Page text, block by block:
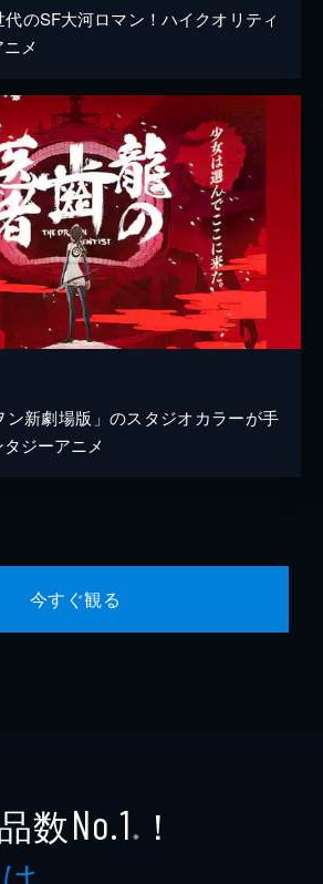
のSF大河ロマン！ハイクオリティ
メ
ン新劇場版」のスタジオカラーが手
ジーアニメ
今すぐ観る
数No.1 ※ ！